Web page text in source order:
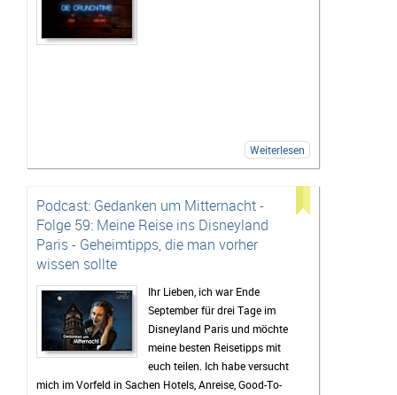
Weiterlesen
Podcast: Gedanken um Mitternacht -
Folge 59: Meine Reise ins Disneyland
Paris - Geheimtipps, die man vorher
wissen sollte
Ihr Lieben, ich war Ende
September für drei Tage im
Disneyland Paris und möchte
meine besten Reisetipps mit
euch teilen. Ich habe versucht
mich im Vorfeld in Sachen Hotels, Anreise, Good-To-